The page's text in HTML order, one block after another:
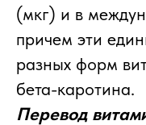
(мкг) и в
причем эти
разных форм
бета-каротина.
Перевод